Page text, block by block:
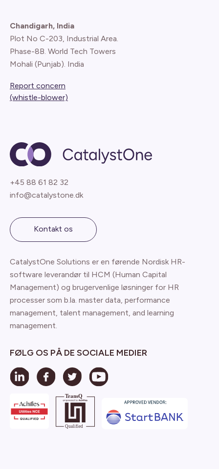
Chandigarh, India
Plot No C-203, Industrial Area.
Phase-8B. World Tech Towers
Mohali (Punjab). India
Report concern
(whistle-blower)
+45 88 61 82 32
info@catalystone.dk
Kontakt os
CatalystOne Solutions er en førende Nordisk HR-
software leverandør til HCM (Human Capital
Management) og brugervenlige løsninger for HR
processer som b.la. master data, performance
management, talent management, and learning
management.
FØLG OS PÅ DE SOCIALE MEDIER